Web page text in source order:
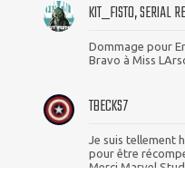
KIT_FISTO, SERIAL
Dommage pour
Bravo à Miss
TBECKS7
Je suis tellement
pour être
Merci Marvel